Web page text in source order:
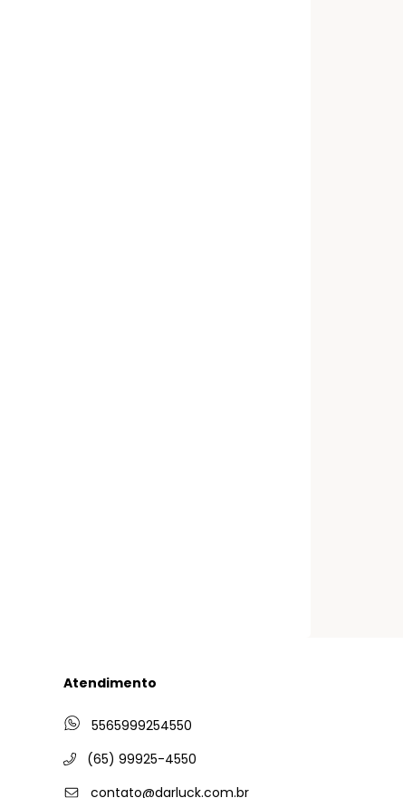
Atendimento
5565999254550
(65) 99925-4550
contato@darluck.com.br